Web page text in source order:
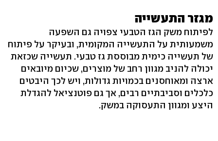
מגזר התעשייה
לפיתוח משק הגז הטבעי צפויה גם השפעה
משמעותית על התעשייה המקומית, ובעיקר על פיתוח
של תעשייה כימית מבוססת גז טבעי. תעשייה שכזאת
יכולה להניב מגוון רחב של מוצרים, שכיום מיובאים
ארצה ומאוחסנים בכמויות גדולות, ויש לכך היבטים
כלכלים וסביבתיים רבים, אך גם פוטנציאל להגדלת
היצע ומגוון התעסוקה במשק.